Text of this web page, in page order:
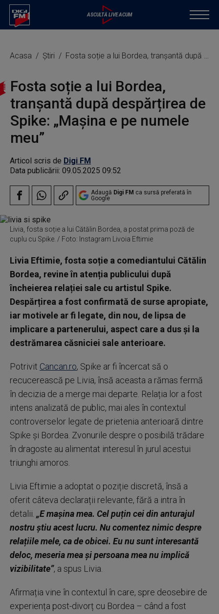
Acasa Știri Fosta soție a lui Bordea, tranșantă după despărțirea de Spike: „Mașina e pe numele meu”
Fosta soție a lui Bordea,
tranșantă după despărțirea de
Spike: „Mașina e pe numele
meu”
Articol scris de Digi FM
Data publicării: 09.05.2025 09:52
Adaugă Digi FM ca sursă preferată în
Google
Livia, fosta soție a lui Cătălin Bordea, a postat prima poză de
cuplu cu Spike. / Foto: Instagram Livoia Eftimie
Livia Eftimie, fosta soție a comediantului Cătălin
Bordea, revine în atenția publicului după
încheierea relației sale cu artistul Spike.
Despărțirea a fost confirmată de surse apropiate,
iar motivele ar fi legate, din nou, de lipsa de
implicare a partenerului, aspect care a dus și la
destrămarea căsniciei sale anterioare.
Potrivit Cancan.ro, Spike ar fi încercat să o
recucerească pe Livia, însă aceasta a rămas fermă
în decizia de a merge mai departe. Relația lor a fost
intens analizată de public, mai ales în contextul
controverselor legate de prietenia anterioară dintre
Spike și Bordea. Zvonurile despre o posibilă trădare
în dragoste au alimentat interesul în jurul acestui
triunghi amoros.
Livia Eftimie a adoptat o poziție discretă, însă a
oferit câteva declarații relevante, fără a intra în
detalii. „E mașina mea. Cel puțin cei din anturajul
nostru știu acest lucru. Nu comentez nimic despre
relațiile mele, ca de obicei. Eu nu sunt interesantă
deloc, meseria mea și persoana mea nu implică
vizibilitate”, a spus Livia.
Afirmația vine în contextul în care, spre deosebire de
experiența post-divorț cu Bordea – când a fost